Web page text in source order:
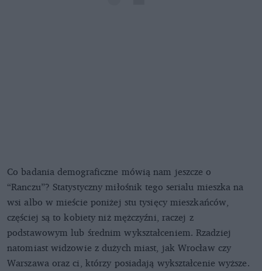
Co badania demograficzne mówią nam jeszcze o
“Ranczu”? Statystyczny miłośnik tego serialu mieszka na
wsi albo w mieście poniżej stu tysięcy mieszkańców,
częściej są to kobiety niż mężczyźni, raczej z
podstawowym lub średnim wykształceniem. Rzadziej
natomiast widzowie z dużych miast, jak Wrocław czy
Warszawa oraz ci, którzy posiadają wykształcenie wyższe.